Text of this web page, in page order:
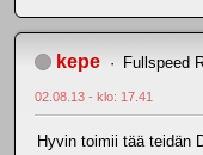
kepe Fullspeed
02.08.13 - klo: 17.41
Hyvin toimii tää teidän